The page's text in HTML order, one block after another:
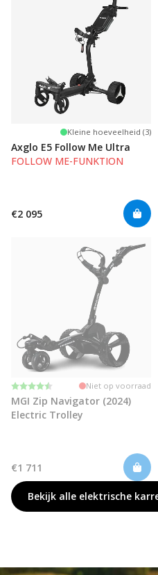
Kleine hoeveelheid (3)
Axglo E5 Follow Me Ultra
FOLLOW ME-FUNKTION
€2 095
Beoordeling:
4.3 uit 5 sterrenNiet op voorraad
MGI Zip Navigator (2024)
Electric Trolley
€1 711
Bekijk alle elektrische